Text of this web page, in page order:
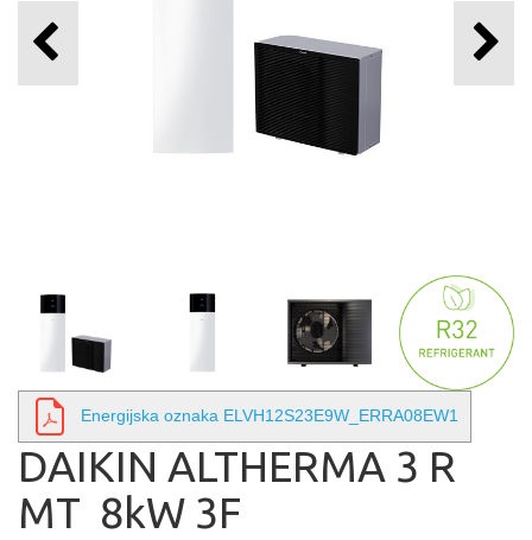
Energijska oznaka ELVH12S23E9W_ERRA08EW1
DAIKIN ALTHERMA 3 R
MT 8kW 3F